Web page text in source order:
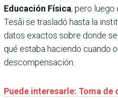
Educación Física, pero luego
Tesãi se trasladó hasta la
datos exactos sobre donde
qué estaba haciendo cuando
descompensación.
Puede interesarle: Toma de